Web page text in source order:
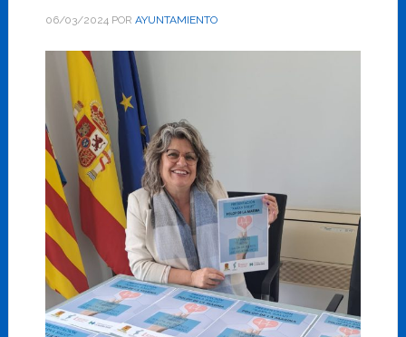
06/03/2024POR AYUNTAMIENTO